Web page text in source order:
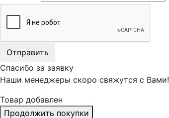
Отправить
Спасибо за заявку
Наши менеджеры скоро свяжутся с Вами!
Товар добавлен
Продолжить покупки